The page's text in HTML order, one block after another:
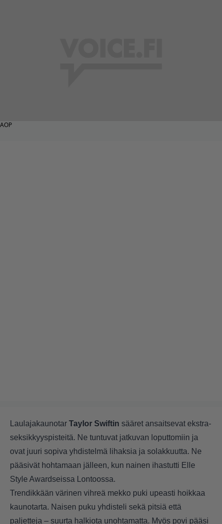
AOP
Laulajakaunotar Taylor Swiftin sääret ansaitsevat ekstra-
seksikkyyspisteitä. Ne tuntuvat jatkuvan loputtomiin ja
ovat juuri sopiva yhdistelmä lihaksia ja solakkuutta. Ne
pääsivät hohtamaan jälleen, kun nainen ihastutti Elle
Style Awardseissa Lontoossa.
Trendikkään värinen vihreä mekko puki upeasti hoikkaa
kaunotarta. Naisen puku yhdisteli sekä pitsiä että
paljetteja – suurta halkiota unohtamatta. Myös povi pääsi